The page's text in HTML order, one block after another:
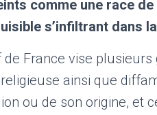
comme une race
s’infiltrant dans
de France vise
ainsi que
ou de son origine, et